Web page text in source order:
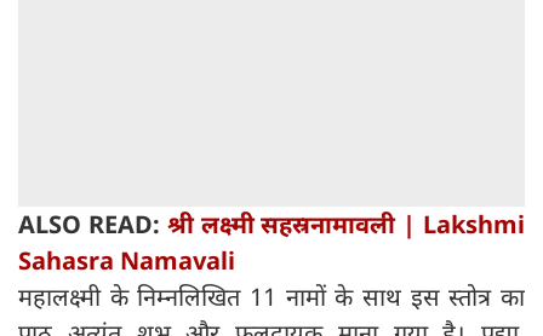
ALSO READ: श्री लक्ष्मी सहस्रनामावली | Lakshmi
Sahasra Namavali
महालक्ष्मी के निम्नलिखित 11 नामों के साथ इस स्तोत्र का